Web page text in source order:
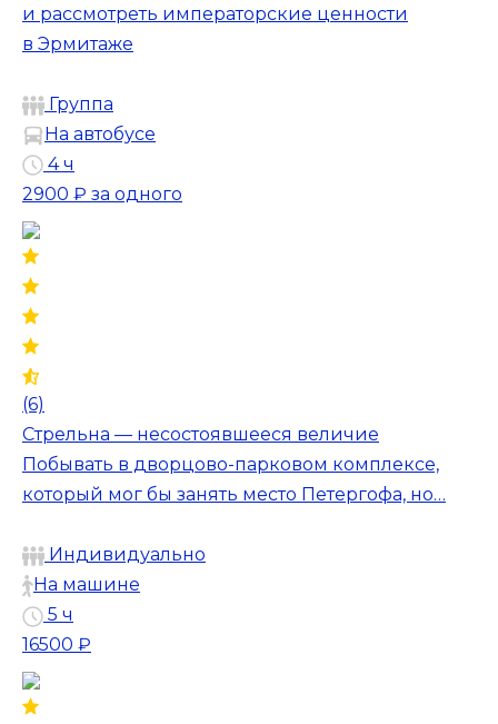
и рассмотреть императорские ценности
в Эрмитаже
Группа
На автобусе
4 ч
2900 ₽ за одного
(6)
Стрельна — несостоявшееся величие
Побывать в дворцово-парковом комплексе,
который мог бы занять место Петергофа, но…
Индивидуально
На машине
5 ч
16500 ₽